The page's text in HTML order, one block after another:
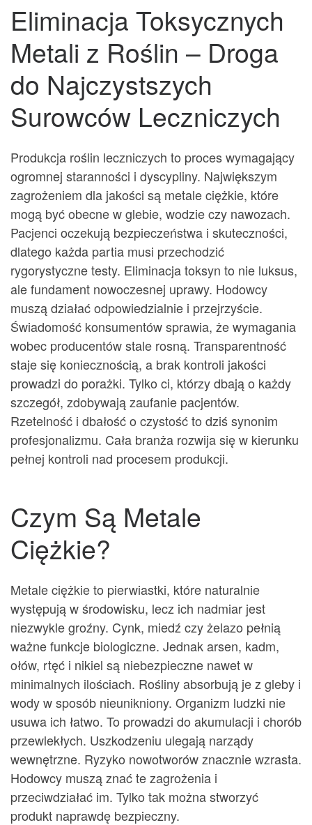
Eliminacja Toksycznych
Metali z Roślin – Droga
do Najczystszych
Surowców Leczniczych
Produkcja roślin leczniczych to proces wymagający
ogromnej staranności i dyscypliny. Największym
zagrożeniem dla jakości są metale ciężkie, które
mogą być obecne w glebie, wodzie czy nawozach.
Pacjenci oczekują bezpieczeństwa i skuteczności,
dlatego każda partia musi przechodzić
rygorystyczne testy. Eliminacja toksyn to nie luksus,
ale fundament nowoczesnej uprawy. Hodowcy
muszą działać odpowiedzialnie i przejrzyście.
Świadomość konsumentów sprawia, że wymagania
wobec producentów stale rosną. Transparentność
staje się koniecznością, a brak kontroli jakości
prowadzi do porażki. Tylko ci, którzy dbają o każdy
szczegół, zdobywają zaufanie pacjentów.
Rzetelność i dbałość o czystość to dziś synonim
profesjonalizmu. Cała branża rozwija się w kierunku
pełnej kontroli nad procesem produkcji.
Czym Są Metale
Ciężkie?
Metale ciężkie to pierwiastki, które naturalnie
występują w środowisku, lecz ich nadmiar jest
niezwykle groźny. Cynk, miedź czy żelazo pełnią
ważne funkcje biologiczne. Jednak arsen, kadm,
ołów, rtęć i nikiel są niebezpieczne nawet w
minimalnych ilościach. Rośliny absorbują je z gleby i
wody w sposób nieunikniony. Organizm ludzki nie
usuwa ich łatwo. To prowadzi do akumulacji i chorób
przewlekłych. Uszkodzeniu ulegają narządy
wewnętrzne. Ryzyko nowotworów znacznie wzrasta.
Hodowcy muszą znać te zagrożenia i
przeciwdziałać im. Tylko tak można stworzyć
produkt naprawdę bezpieczny.